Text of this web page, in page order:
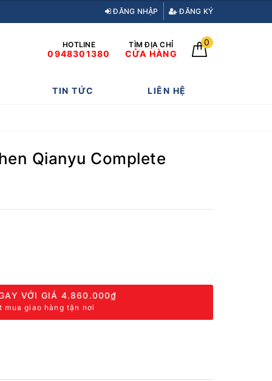
ĐĂNG NHẬP ĐĂNG KÝ
HOTLINE
0948301380
TÌM ĐỊA CHỈ
CỬA HÀNG
0
TIN TỨC LIÊN HỆ
Qianyu Complete
VỚI GIÁ 4.860.000₫
mua giao hàng tận nơi